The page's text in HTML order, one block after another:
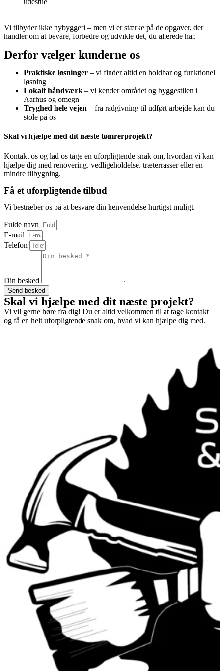
udestue
Vi tilbyder ikke nybyggeri – men vi er stærke på de opgaver, der
handler om at bevare, forbedre og udvikle det, du allerede har.
Derfor vælger kunderne os
Praktiske løsninger – vi finder altid en holdbar og funktionel
løsning
Lokalt håndværk – vi kender området og byggestilen i
Aarhus og omegn
Tryghed hele vejen – fra rådgivning til udført arbejde kan du
stole på os
Skal vi hjælpe med dit næste tømrerprojekt?
Kontakt os og lad os tage en uforpligtende snak om, hvordan vi kan
hjælpe dig med renovering, vedligeholdelse, træterrasser eller en
mindre tilbygning.
Få et uforpligtende tilbud
Vi bestræber os på at besvare din henvendelse hurtigst muligt.
Fulde navn
E-mail
Telefon
Din besked
Send besked
Skal vi hjælpe med dit næste projekt?
Vi vil gerne høre fra dig! Du er altid velkommen til at tage kontakt
og få en helt uforpligtende snak om, hvad vi kan hjælpe dig med.